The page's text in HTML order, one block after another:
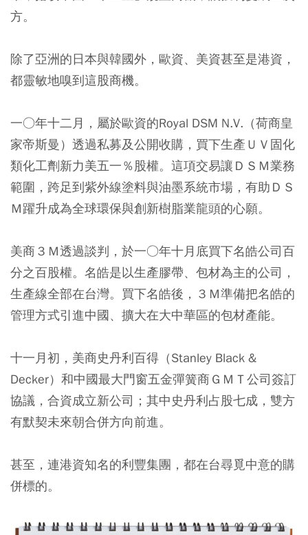
方。
除了亞洲的日本與韓國外，歐資、美資甚至是港資，
都靈敏地嗅到這股商機。
一○年十二月，屬於歐資的Royal DSM N.V.（荷商皇
家帝斯曼）透過私募及公開收購，買下生產ＵＶ固化
類化工劑新力美五一％股權。這項交易讓ＤＳＭ業務
範圍，跨足到紫外線塗料與油墨系統市場，有助ＤＳ
Ｍ躍升成為全球環保與創新樹脂業龍頭的心願。
美商３Ｍ透過談判，於一○年十月底買下名皓公司百
分之百股權。名皓是以生產膠帶、包材為主的公司，
生產線全部在台灣。買下名皓後，３Ｍ準備把名皓的
管理方式引進中國、擴大在大中華區的包材產能。
十一月初，美商史丹利百得（Stanley Black &
Decker）和中國最大門窗五金彈簧商ＧＭＴ公司簽訂
協議，合資成立新公司；其中史丹利占股七成，雙方
有默契未來朝合併方向前進。
甚至，連港資知名的利豐集團，都在台尋覓中意的購
併標的。